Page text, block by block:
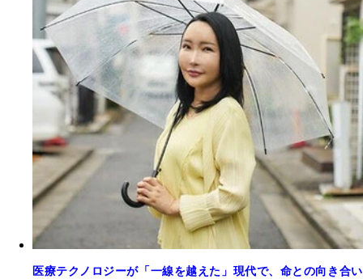
医療テクノロジーが「一線を越えた」現代で、命との向き合い